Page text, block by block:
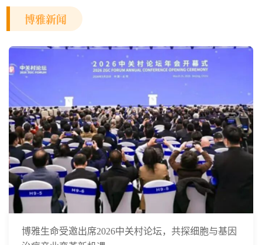
博雅新闻
博雅生命受邀出席2026中关村论坛，共探细胞与基因